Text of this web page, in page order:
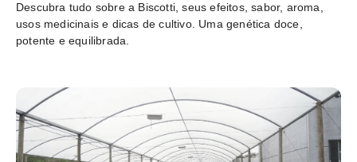
Descubra tudo sobre a Biscotti, seus efeitos, sabor, aroma,
usos medicinais e dicas de cultivo. Uma genética doce,
potente e equilibrada.